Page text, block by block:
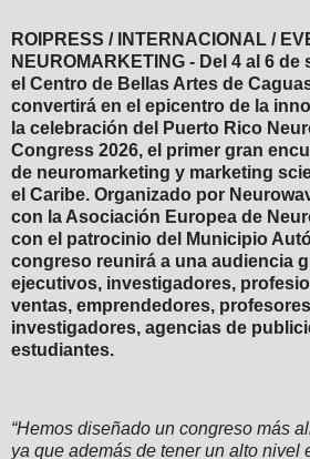
ROIPRESS / INTERNACIONAL /
NEUROMARKETING - Del 4 al 6
el Centro de Bellas Artes de
convertirá en el epicentro de la
la celebración del Puerto Rico
Congress 2026, el primer gran
de neuromarketing y marketing
el Caribe. Organizado por
con la Asociación Europea de
con el patrocinio del Municipio
congreso reunirá a una audiencia
ejecutivos, investigadores,
ventas, emprendedores,
investigadores, agencias de
estudiantes.
“Hemos diseñado un congreso más
ya que además de tener un alto nivel